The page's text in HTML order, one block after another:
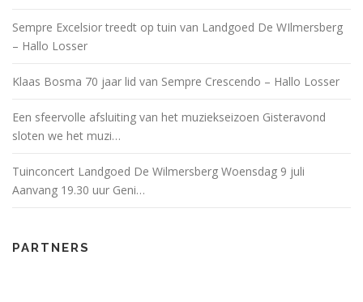
Sempre Excelsior treedt op tuin van Landgoed De WIlmersberg
– Hallo Losser
Klaas Bosma 70 jaar lid van Sempre Crescendo – Hallo Losser
Een sfeervolle afsluiting van het muziekseizoen Gisteravond
sloten we het muzi…
Tuinconcert Landgoed De Wilmersberg Woensdag 9 juli
Aanvang 19.30 uur Geni…
PARTNERS